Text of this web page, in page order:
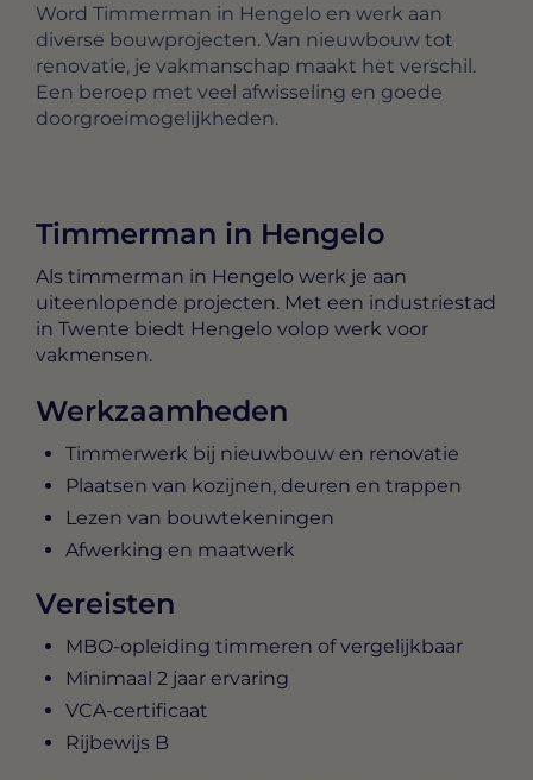
Word Timmerman in Hengelo en werk aan
diverse bouwprojecten. Van nieuwbouw tot
renovatie, je vakmanschap maakt het verschil.
Een beroep met veel afwisseling en goede
doorgroeimogelijkheden.
Timmerman in Hengelo
Als timmerman in Hengelo werk je aan
uiteenlopende projecten. Met een industriestad
in Twente biedt Hengelo volop werk voor
vakmensen.
Werkzaamheden
Timmerwerk bij nieuwbouw en renovatie
Plaatsen van kozijnen, deuren en trappen
Lezen van bouwtekeningen
Afwerking en maatwerk
Vereisten
MBO-opleiding timmeren of vergelijkbaar
Minimaal 2 jaar ervaring
VCA-certificaat
Rijbewijs B